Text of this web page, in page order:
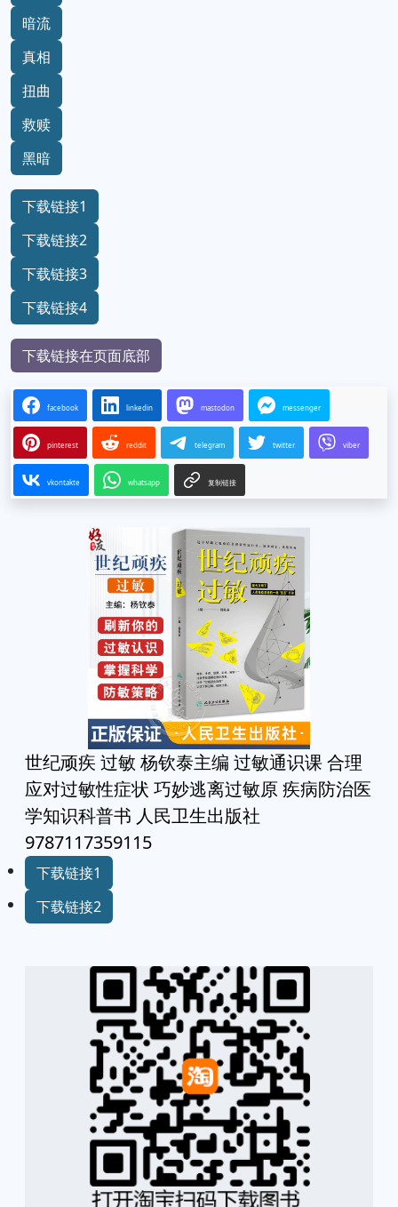
暗流
真相
扭曲
救赎
黑暗
下载链接1
下载链接2
下载链接3
下载链接4
下载链接在页面底部
facebook linkedin mastodon messenger
pinterest reddit telegram twitter viber
vkontakte whatsapp 复制链接
世纪顽疾 过敏 杨钦泰主编 过敏通识课 合理
应对过敏性症状 巧妙逃离过敏原 疾病防治医
学知识科普书 人民卫生出版社
9787117359115
下载链接1
下载链接2